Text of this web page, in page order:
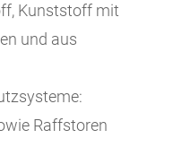
Kunststoff mit
und aus
Raffstoren